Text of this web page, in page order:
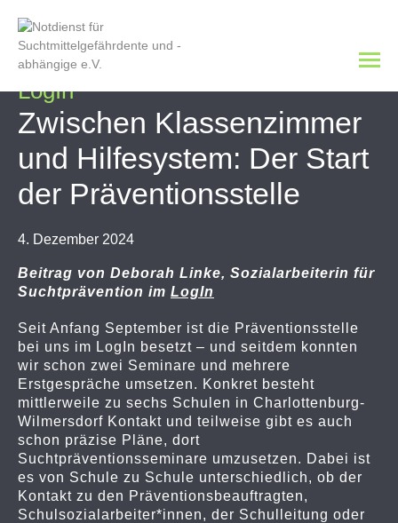
LogIn
Zwischen Klassenzimmer
und Hilfesystem: Der Start
der Präventionsstelle
4. Dezember 2024
Beitrag von Deborah Linke, Sozialarbeiterin für
Suchtprävention im LogIn
Seit Anfang September ist die Präventionsstelle
bei uns im LogIn besetzt – und seitdem konnten
wir schon zwei Seminare und mehrere
Erstgespräche umsetzen. Konkret besteht
mittlerweile zu sechs Schulen in Charlottenburg-
Wilmersdorf Kontakt und teilweise gibt es auch
schon präzise Pläne, dort
Suchtpräventionsseminare umzusetzen. Dabei ist
es von Schule zu Schule unterschiedlich, ob der
Kontakt zu den Präventionsbeauftragten,
Schulsozialarbeiter*innen, der Schulleitung oder